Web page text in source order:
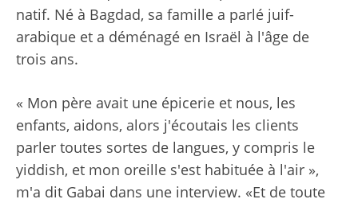
natif. Né à Bagdad, sa famille a parlé juif-
arabique et a déménagé en Israël à l'âge de
trois ans.
« Mon père avait une épicerie et nous, les
enfants, aidons, alors j'écoutais les clients
parler toutes sortes de langues, y compris le
yiddish, et mon oreille s'est habituée à l'air »,
m'a dit Gabai dans une interview. «Et de toute